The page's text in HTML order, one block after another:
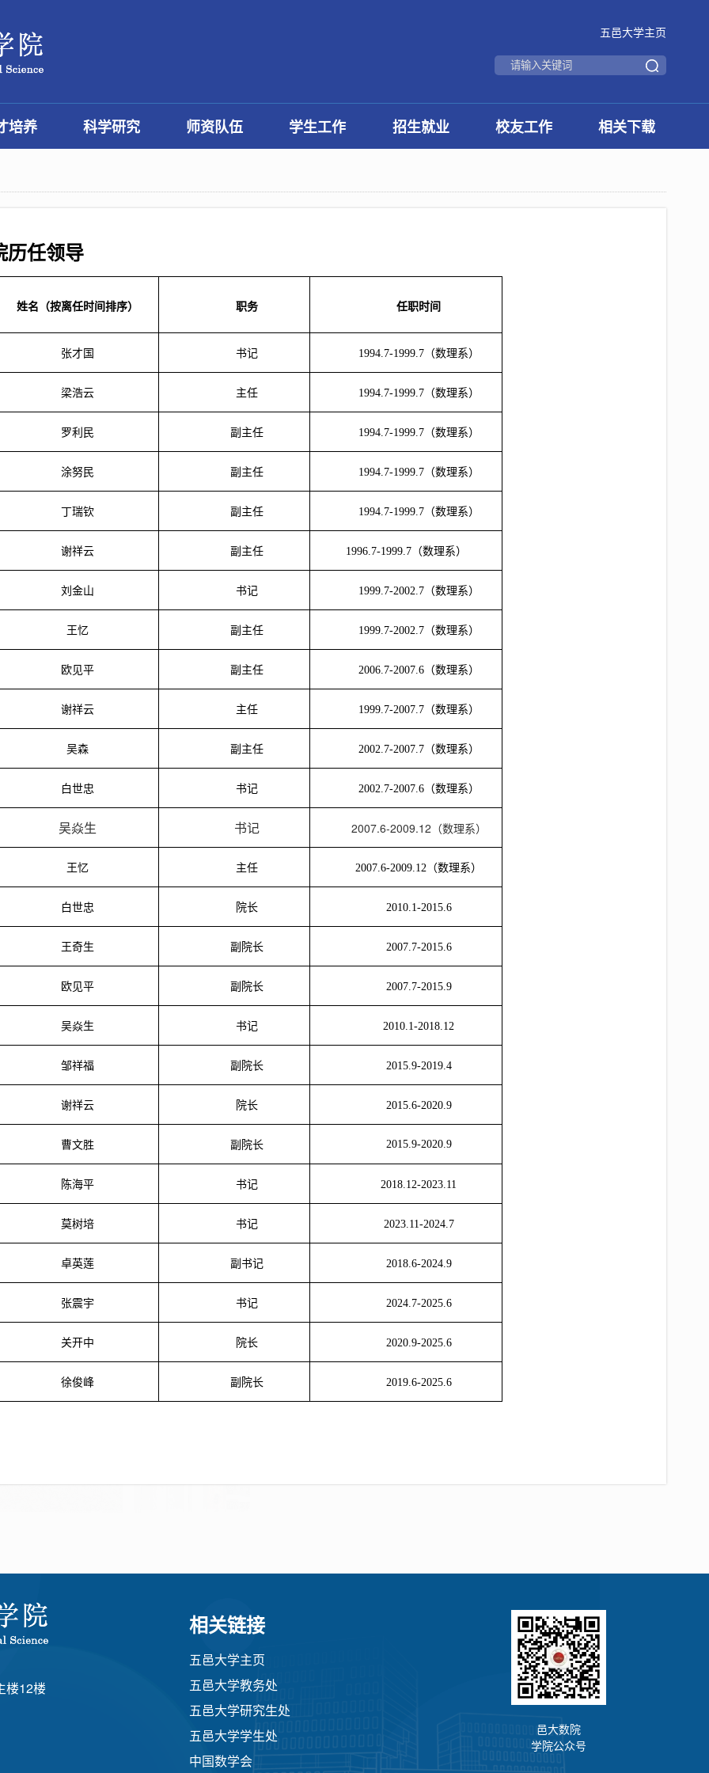
五邑大学主页
培养 科学研究 师资队伍 学生工作 招生就业 校友工作 相关下载
历任领导
姓名（按离任时间排序） 职务 任职时间
张才国 书记 1994.7-1999.7（数理系）
梁浩云 主任 1994.7-1999.7（数理系）
罗利民 副主任 1994.7-1999.7（数理系）
涂努民 副主任 1994.7-1999.7（数理系）
丁瑞钦 副主任 1994.7-1999.7（数理系）
谢祥云 副主任 1996.7-1999.7（数理系）
刘金山 书记 1999.7-2002.7（数理系）
王忆 副主任 1999.7-2002.7（数理系）
欧见平 副主任 2006.7-2007.6（数理系）
谢祥云 主任 1999.7-2007.7（数理系）
吴森 副主任 2002.7-2007.7（数理系）
白世忠 书记 2002.7-2007.6（数理系）
吴焱生 书记 2007.6-2009.12（数理系）
王忆 主任 2007.6-2009.12（数理系）
白世忠 院长 2010.1-2015.6
王奇生 副院长 2007.7-2015.6
欧见平 副院长 2007.7-2015.9
吴焱生 书记 2010.1-2018.12
邹祥福 副院长 2015.9-2019.4
谢祥云 院长 2015.6-2020.9
曹文胜 副院长 2015.9-2020.9
陈海平 书记 2018.12-2023.11
莫树培 书记 2023.11-2024.7
卓英莲 副书记 2018.6-2024.9
张震宇 书记 2024.7-2025.6
关开中 院长 2020.9-2025.6
徐俊峰 副院长 2019.6-2025.6
楼12楼
相关链接
五邑大学主页
五邑大学教务处
五邑大学研究生处
五邑大学学生处
中国数学会
邑大数院
学院公众号